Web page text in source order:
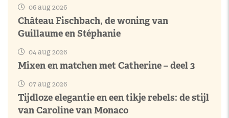
06 aug 2026
Château Fischbach, de woning van
Guillaume en Stéphanie
04 aug 2026
Mixen en matchen met Catherine – deel 3
07 aug 2026
Tijdloze elegantie en een tikje rebels: de stijl
van Caroline van Monaco